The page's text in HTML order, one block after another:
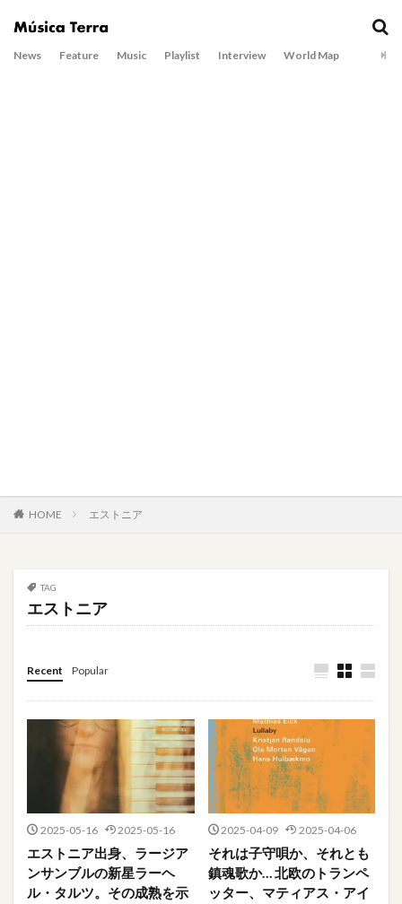
News Feature Music Playlist Interview World Map
HOME エストニア
TAG
エストニア
Recent Popular
2025-05-16 2025-05-16
エストニア出身、ラージア
ンサンブルの新星ラーヘ
ル・タルツ。その成熟を示
2025-04-09 2025-04-06
それは子守唄か、それとも
鎮魂歌か… 北欧のトランペ
ッター、マティアス・アイ